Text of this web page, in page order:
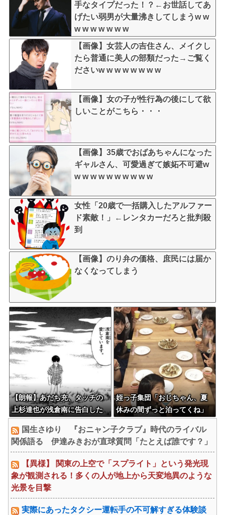
手なタイプだった！？←お世話してあ
げたい弱男が大量沸きしてしまうw w
w w w w w w w
【画像】女芸人の吉住さん、メイクし
たら普通に美人の部類だった→ご覧く
ださいw w w w w w w w
【画像】女の子が性行為の後にして欲
しいことがこちら・・・
【画像】35歳でおばあちゃんになった
ギャルさん、可愛過ぎて嫉妬不可避w
w w w w w w w w w w
女性「20歳で一括購入したアルファー
ド素敵！」←レンタカーだろと批判殺
到
【画像】のり弁の価格、庶民には届か
なくなってしまう
【朗報】あだち充、タッチの
上杉達也が浅倉南に告白した
姪っ子集団「おじちゃん、夏
休みの間ずっと泊ってくね」
国生さゆり 『おニャン子クラブ』時代のライバル
関係語る 伊達みきおが直球質問「たとえば誰です？」
【異様】 関東の上空で「スプライト」という発光現
象が観測される！多くの人が地上から天変地異のような
光景を目撃
実際にあったタクシー運転手の不可解すぎる体験談